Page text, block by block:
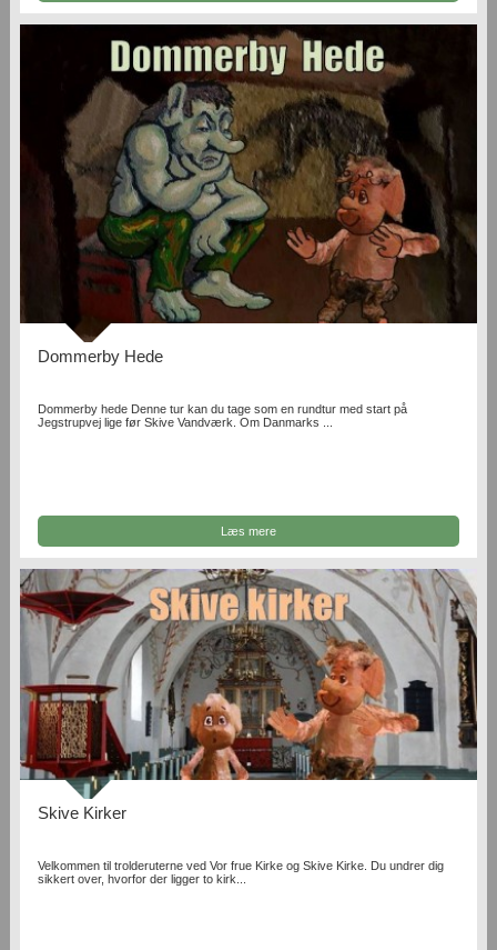
Dommerby Hede
Dommerby hede Denne tur kan du tage som en rundtur med start på
Jegstrupvej lige før Skive Vandværk. Om Danmarks ...
Læs mere
Skive Kirker
Velkommen til trolderuterne ved Vor frue Kirke og Skive Kirke. Du undrer dig
sikkert over, hvorfor der ligger to kirk...